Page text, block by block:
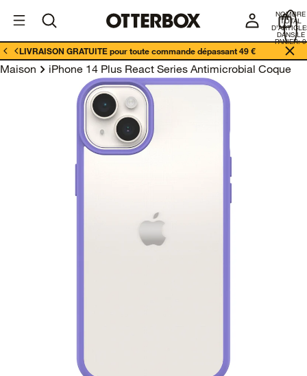
Enterprises NOMBRE
TOTAL
DANS LE
PANIER: 0
LIVRAISON GRATUITE pour toute commande dépassant 49 €
Maison iPhone 14 Plus React Series Antimicrobial Coque